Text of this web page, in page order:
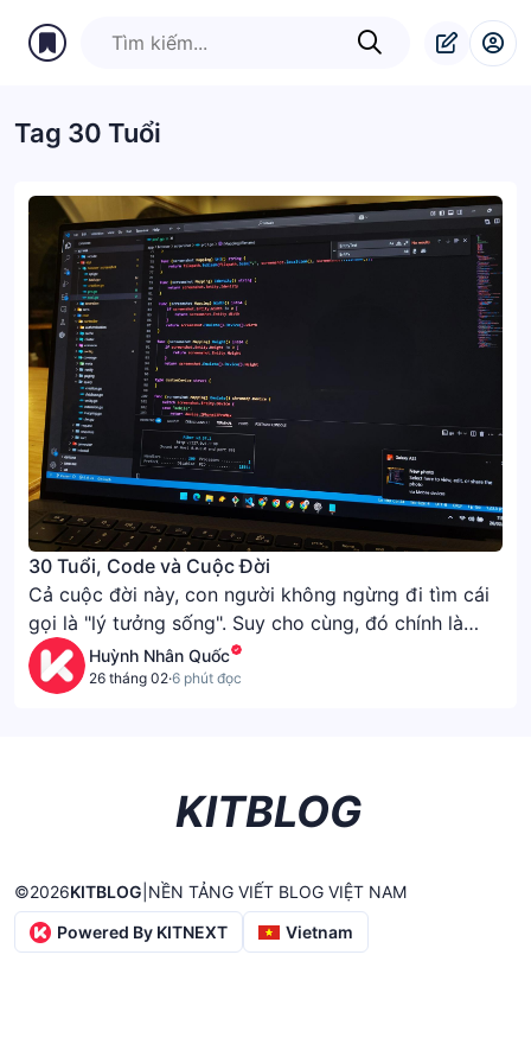
Tag 30 Tuổi
30 Tuổi, Code và Cuộc Đời
Cả cuộc đời này, con người không ngừng đi tìm cái
gọi là "lý tưởng sống". Suy cho cùng, đó chính là
hạnh phúc. Với mỗi người, hạnh phúc có một định
nghĩa riêng—tiền bạc, danh vọng, hay đôi khi chỉ
Huỳnh Nhân Quốc
26 tháng 02·6 phút đọc
KITBLOG
©2026KITBLOG NỀN TẢNG VIẾT BLOG VIỆT NAM
Powered By KITNEXT
Vietnam